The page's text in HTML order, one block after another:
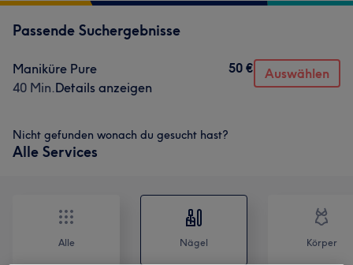
Passende Suchergebnisse
Maniküre Pure
40 Min.Details anzeigen
50 € Auswählen
Nicht gefunden wonach du gesucht hast?
Alle Services
Alle Nägel Körper